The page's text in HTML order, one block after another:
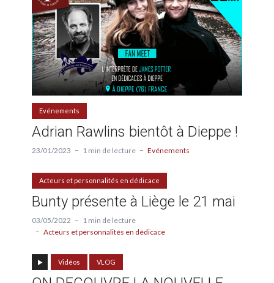
Evénements
Adrian Rawlins bientôt à Dieppe !
23/01/2023 1 min de lecture Evénements
Acteurs et personnalités en dédicace
Bunty présente à Liège le 21 mai
03/05/2022
1 min de lecture
Acteurs et personnalités en dédicace
Vidéos VLOG